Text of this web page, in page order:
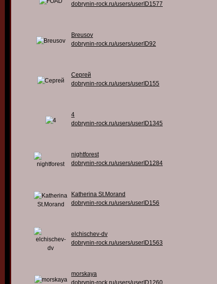
dobrynin-rock.ru/users/userID1577
Breusov
dobrynin-rock.ru/users/userID92
Сергей
dobrynin-rock.ru/users/userID155
4
dobrynin-rock.ru/users/userID1345
nightforest
dobrynin-rock.ru/users/userID1284
Katherina St.Morand
dobrynin-rock.ru/users/userID156
elchischev-dv
dobrynin-rock.ru/users/userID1563
morskaya
dobrynin-rock.ru/users/userID1260